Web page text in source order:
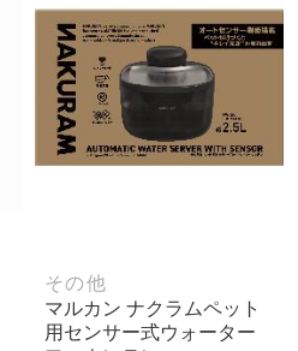
その他
マルカン ナクラムペット
用センサー式ウォーター